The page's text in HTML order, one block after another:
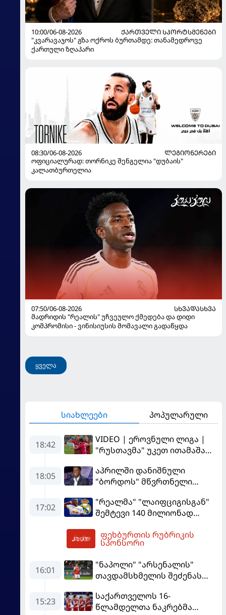
10:00/06-08-2026
ᲥᲐᲠᲗᲕᲔᲚᲘ ᲡᲞᲝᲠᲢᲡᲛᲔᲜᲔᲑᲘ
"კვარავაჯოს" გზა ოქროს ბურთამდე: თანამედროვე
ქართული ზღაპარი
08:30/06-08-2026
ᲚᲔᲒᲘᲝᲜᲔᲠᲔᲑᲘ
ოფიციალურად: თორნიკე შენგელია "დუბაის"
კალათბურთელია
07:50/06-08-2026
ᲡᲮᲕᲐᲓᲐᲡᲮᲕᲐ
მადრიდის "რეალის" უჩვეულო ქმედება და დიდი
კომპრომისი - ვინისიუსის მომავალი გადაწყდა
ყველა
სიახლეები პოპულარული
18:42
VIDEO | ეროვნული ლიგა |
"რუსთავმა" უკეთ ითამაშა
მოიგო, "ტორპედომ" გვიან
გაიღვიძა...
18:05
აპრილში დანიშნული
"ბორდოს" მწვრთნელი
17:02
"რეალმა" "ლაიფციგისგან"
შემტევი 140 მილიონად
ფეხბურთის რუბრიკის
სპონსორი
16:01
"ნაპოლი" "არსენალის"
თავდამსხმელის შეძენას
15:23
საქართველოს 16-
წლამდელთა ნაკრებმა